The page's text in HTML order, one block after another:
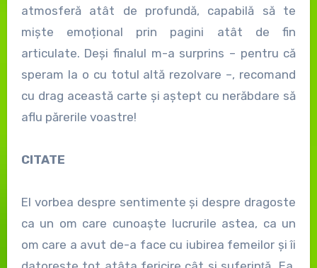
atmosferă atât de profundă, capabilă să te
miște emoțional prin pagini atât de fin
articulate. Deși finalul m-a surprins – pentru că
speram la o cu totul altă rezolvare –, recomand
cu drag această carte și aștept cu nerăbdare să
aflu părerile voastre!
CITATE
El vorbea despre sentimente şi despre dragoste
ca un om care cunoaşte lucrurile astea, ca un
om care a avut de-a face cu iubirea femeilor şi îi